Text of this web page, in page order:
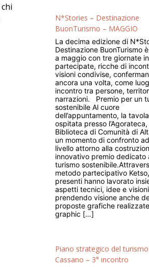
N*Stories – Destinazione
BuonTurismo – MAGGIO
La decima edizione di
Destinazione BuonTurismo
a maggio con tre giornate
partecipate, ricche di
visioni condivise,
ancora una volta, come
incontro tra persone,
narrazioni. Premio per un
sostenibile Al cuore
dell’appuntamento, la
ospitata presso l’Agorateca,
Biblioteca di Comunità di
un momento di confronto
livello attorno alla
innovativo premio dedicato
turismo
metodo partecipativo
presenti hanno lavorato
aspetti tecnici, idee e
prendendo visione anche
proposte grafiche
graphic […]
Piano strategico del
Cassano – 3° incontro